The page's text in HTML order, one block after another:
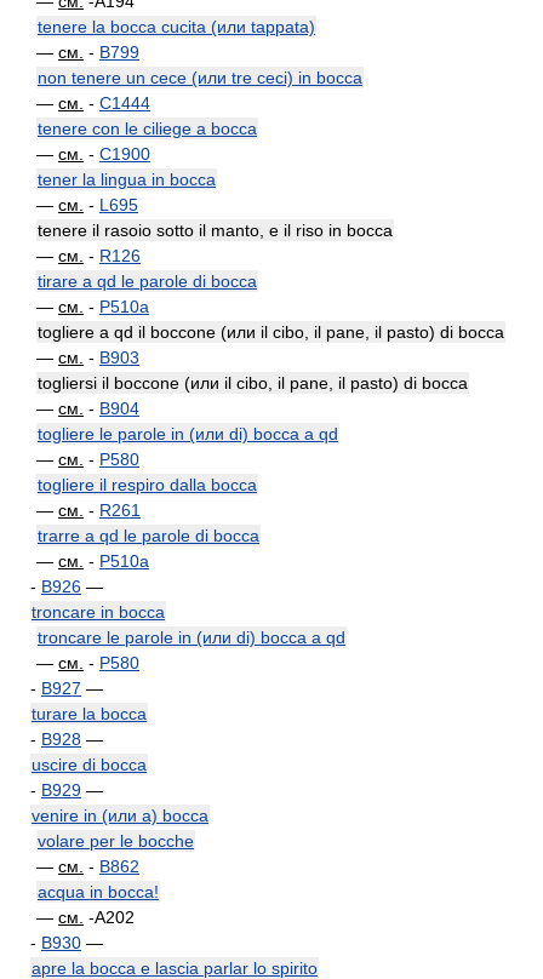
tenere la bocca cucita (или tappata)
— см. - B799
non tenere un cece (или tre ceci) in bocca
— см. - C1444
tenere con le ciliege a bocca
— см. - C1900
tener la lingua in bocca
— см. - L695
tenere il rasoio sotto il manto, e il riso in bocca
— см. - R126
tirare a qd le parole di bocca
— см. - P510a
togliere a qd il boccone (или il cibo, il pane, il pasto) di bocca
— см. - B903
togliersi il boccone (или il cibo, il pane, il pasto) di bocca
— см. - B904
togliere le parole in (или di) bocca a qd
— см. - P580
togliere il respiro dalla bocca
— см. - R261
trarre a qd le parole di bocca
— см. - P510a
- B926 —
troncare in bocca
troncare le parole in (или di) bocca a qd
— см. - P580
- B927 —
turare la bocca
- B928 —
uscire di bocca
- B929 —
venire in (или a) bocca
volare per le bocche
— см. - B862
acqua in bocca!
— см. -A202
- B930 —
apre la bocca e lascia parlar lo spirito